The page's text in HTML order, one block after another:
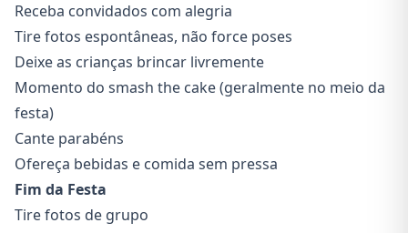
Receba convidados com alegria
Tire fotos espontâneas, não force poses
Deixe as crianças brincar livremente
Momento do smash the cake (geralmente no meio da
festa)
Cante parabéns
Ofereça bebidas e comida sem pressa
Fim da Festa
Tire fotos de grupo